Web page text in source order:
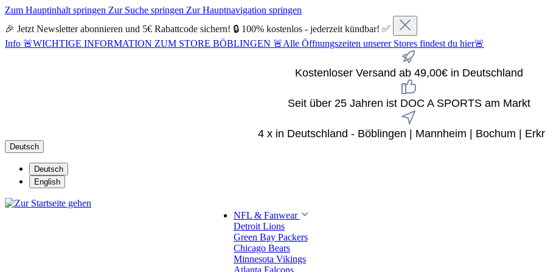
Zum Hauptinhalt springen Zur Suche springen Zur Hauptnavigation springen
🎉 Jetzt Newsletter abonnieren und 5€ Rabattcode sichern! 🔒 100% kostenlos - jederzeit kündbar! ✅
Info 🚨WICHTIGE INFORMATION ZUM STORE BÖBLINGEN 🚨Alle Öffnungszeiten unserer Stores findest du hier🚨
Kostenloser Versand ab 49,00€ in Deutschland
Seit über 25 Jahren ist DOC A SPORTS am Markt
4 x in Deutschland - Böblingen | Mannheim | Bochum |
Deutsch
Deutsch
English
NFL & Fanwear
Detroit Lions
Green Bay Packers
Chicago Bears
Minnesota Vikings
Atlanta Falcons